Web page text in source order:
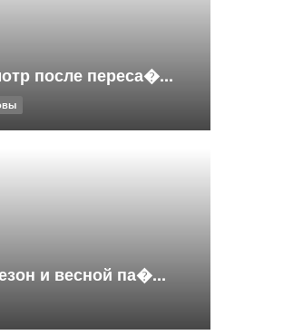
после переса�...
и весной па�...